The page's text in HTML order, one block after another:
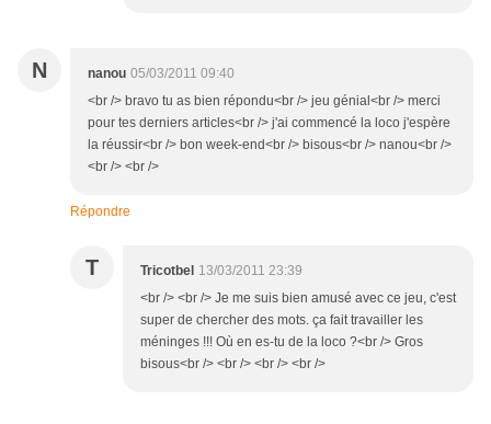
N nanou 05/03/2011 09:40
<br /> bravo tu as bien répondu<br /> jeu génial<br /> merci
pour tes derniers articles<br /> j'ai commencé la loco j'espère
la réussir<br /> bon week-end<br /> bisous<br /> nanou<br />
<br /> <br />
Répondre
T Tricotbel 13/03/2011 23:39
<br /> <br /> Je me suis bien amusé avec ce jeu, c'est
super de chercher des mots. ça fait travailler les
méninges !!! Où en es-tu de la loco ?<br /> Gros
bisous<br /> <br /> <br /> <br />